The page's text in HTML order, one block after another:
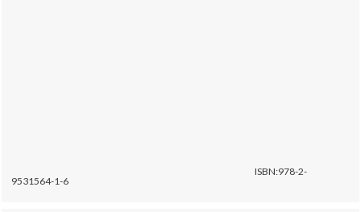
ISBN:978-2-
9531564-1-6